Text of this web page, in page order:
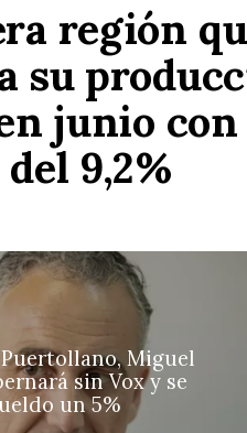
región
su
junio con
9,2%
Miguel
sin Vox y se
un 5%